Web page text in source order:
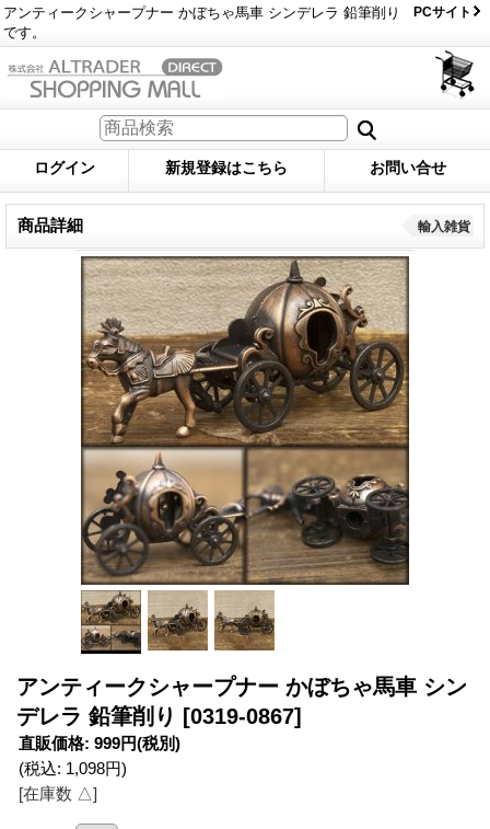
アンティークシャープナー かぼちゃ馬車 シンデレラ 鉛筆削り
です。
PCサイト
ログイン 新規登録はこちら お問い合せ
商品詳細 輸入雑貨
アンティークシャープナー かぼちゃ馬車 シン
デレラ 鉛筆削り [0319-0867]
直販価格: 999円(税別)
(税込: 1,098円)
[在庫数 △]